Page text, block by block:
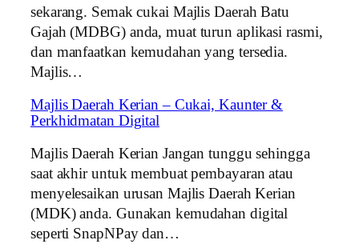
sekarang. Semak cukai Majlis Daerah Batu
Gajah (MDBG) anda, muat turun aplikasi rasmi,
dan manfaatkan kemudahan yang tersedia.
Majlis…
Majlis Daerah Kerian – Cukai, Kaunter &
Perkhidmatan Digital
Majlis Daerah Kerian Jangan tunggu sehingga
saat akhir untuk membuat pembayaran atau
menyelesaikan urusan Majlis Daerah Kerian
(MDK) anda. Gunakan kemudahan digital
seperti SnapNPay dan…